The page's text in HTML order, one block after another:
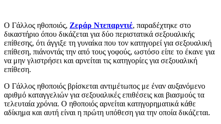
Ο Γάλλος ηθοποιός, Ζεράρ Ντεπαρντιέ, παραδέχτηκε στο
δικαστήριο όπου δικάζεται για δύο περιστατικά σεξουαλικής
επίθεσης, ότι άγγιξε τη γυναίκα που τον κατηγορεί για σεξουαλική
επίθεση, πιάνοντάς την από τους γοφούς, ωστόσο είπε το έκανε για
να μην γλιστρήσει και αρνείται τις κατηγορίες για σεξουαλική
επίθεση.
Ο Γάλλος ηθοποιός βρίσκεται αντιμέτωπος με έναν αυξανόμενο
αριθμό καταγγελιών για σεξουαλικές επιθέσεις και βιασμούς τα
τελευταία χρόνια. Ο ηθοποιός αρνείται κατηγορηματικά κάθε
αδίκημα και αυτή είναι η πρώτη υπόθεση για την οποία δικάζεται.